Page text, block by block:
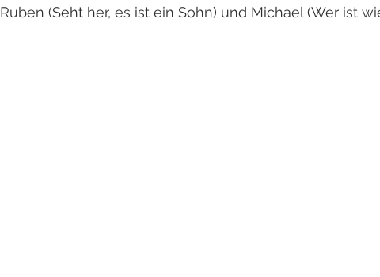
Ruben (Seht her, es ist ein Sohn) und Michael (Wer ist